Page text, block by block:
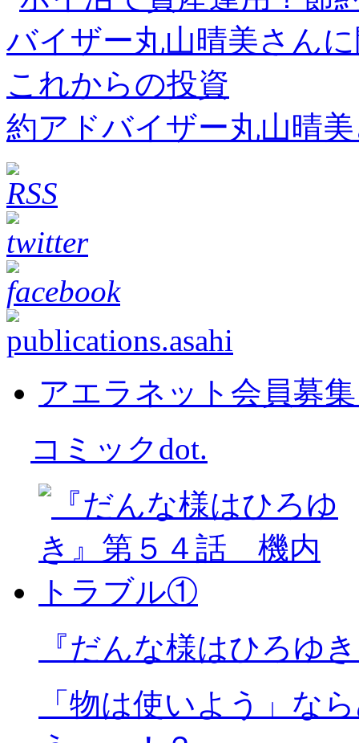
約アドバイザー丸山晴
アエラネット会員募
コミックdot.
『だんな様はひろ
「物は使いよう」な